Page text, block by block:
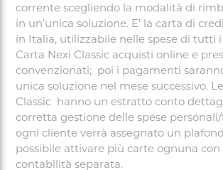
start
One
Accessibility
screen
reader,
press
'Ctrl
corrente scegliendo la modalità di
in un’unica soluzione. E' la carta di
in Italia, utilizzabile nelle spese di tutti
Carta Nexi Classic acquisti online e
convenzionati; poi i pagamenti
unica soluzione nel mese successivo.
Classic hanno un estratto conto
corretta gestione delle spese
ogni cliente verrà assegnato un
possibile attivare più carte ognuna con
contabilità separata.